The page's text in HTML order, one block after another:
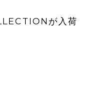
が入荷